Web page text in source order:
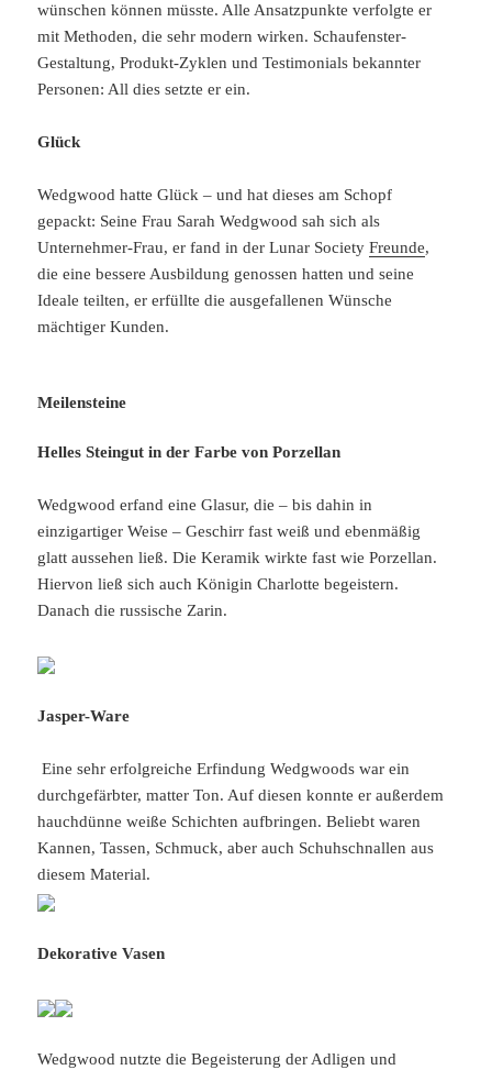
wünschen können müsste. Alle Ansatzpunkte verfolgte er
mit Methoden, die sehr modern wirken. Schaufenster-
Gestaltung, Produkt-Zyklen und Testimonials bekannter
Personen: All dies setzte er ein.
Glück
Wedgwood hatte Glück – und hat dieses am Schopf
gepackt: Seine Frau Sarah Wedgwood sah sich als
Unternehmer-Frau, er fand in der Lunar SocietyFreunde,
die eine bessere Ausbildung genossen hatten und seine
Ideale teilten, er erfüllte die ausgefallenen Wünsche
mächtiger Kunden.
Meilensteine
Helles Steingut in der Farbe von Porzellan
Wedgwood erfand eine Glasur, die – bis dahin in
einzigartiger Weise – Geschirr fast weiß und ebenmäßig
glatt aussehen ließ. Die Keramik wirkte fast wie Porzellan.
Hiervon ließ sich auch Königin Charlotte begeistern.
Danach die russische Zarin.
Jasper-Ware
Eine sehr erfolgreiche Erfindung Wedgwoods war ein
durchgefärbter, matter Ton. Auf diesen konnte er außerdem
hauchdünne weiße Schichten aufbringen. Beliebt waren
Kannen, Tassen, Schmuck, aber auch Schuhschnallen aus
diesem Material.
Dekorative Vasen
Wedgwood nutzte die Begeisterung der Adligen und